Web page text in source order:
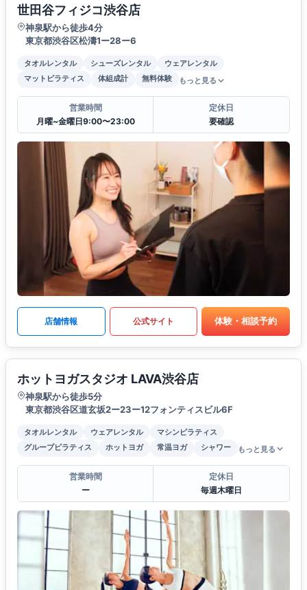
世田谷フィジコ渋谷店
神泉駅から徒歩4分
東京都渋谷区松濤1ー28ー6
タオルレンタル シューズレンタル
ウェアレンタル
マットピラティス
体組成計 無料体験 もっと見る
営業時間
月曜~金曜日9:00〜23:00
定休日
要確認
店舗情報 公式サイト 体験・相談予約
ホットヨガスタジオ LAVA渋谷店
神泉駅から徒歩5分
東京都渋谷区道玄坂2ー23ー12フォンティスビル6F
タオルレンタル ウェアレンタル
マシンピラティス
グループピラティス
ホットヨガ 常温ヨガ シャワー もっと見る
営業時間
ー
定休日
毎週木曜日